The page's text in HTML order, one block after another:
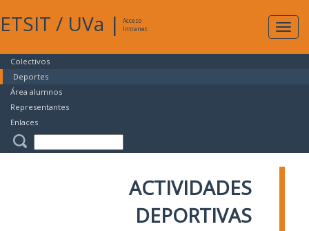
ETSIT / UVa |
Acceso
Intranet
Colectivos
Deportes
Área alumnos
Representantes
Enlaces
ACTIVIDADES
DEPORTIVAS